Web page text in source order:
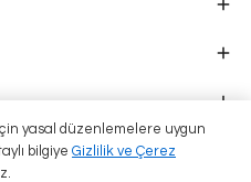
yasal düzenlemelere uygun
bilgiye Gizlilik ve Çerez